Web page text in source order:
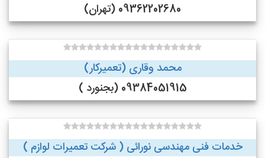
09362202680 (تهران)
محمد وقاری (تعمیرکار)
09384051915 (بجنورد )
خدمات فنی مهندسی نورائی ( شرکت تعمیرات لوازم )